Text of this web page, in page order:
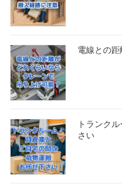
電線との
トランク
さい